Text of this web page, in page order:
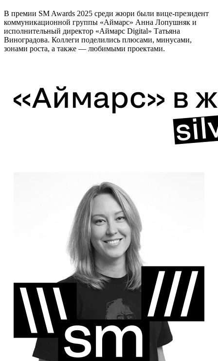
В премии SM Awards 2025 среди жюри были вице-президент
коммуникационной группы «Аймарс» Анна Лопушняк и
исполнительный директор «Аймарс Digital» Татьяна
Виноградова. Коллеги поделились плюсами, минусами,
зонами роста, а также — любимыми проектами.